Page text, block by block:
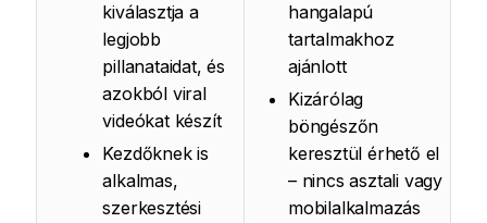
kiválasztja a
legjobb
pillanataidat, és
azokból viral
videókat készít
Kezdőknek is
alkalmas,
szerkesztési
hangalapú
tartalmakhoz
ajánlott
Kizárólag
böngészőn
keresztül érhető el
– nincs asztali vagy
mobilalkalmazás